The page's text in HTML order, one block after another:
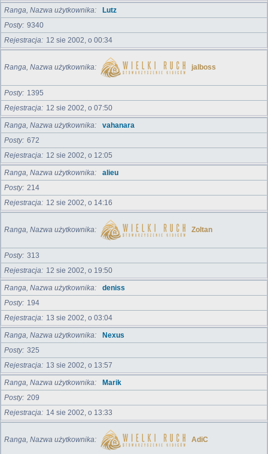
Ranga, Nazwa użytkownika
Lutz
Posty 9340
Rejestracja
12 sie 2002, o 00:34
Ranga, Nazwa użytkownika jalboss
Posty
1395
Rejestracja
12 sie 2002, o 07:50
Ranga, Nazwa użytkownika
vahanara
Posty 672
Rejestracja
12 sie 2002, o 12:05
Ranga, Nazwa użytkownika
alieu
Posty 214
Rejestracja
12 sie 2002, o 14:16
Ranga, Nazwa użytkownika Zoltan
Posty 313
Rejestracja
12 sie 2002, o 19:50
Ranga, Nazwa użytkownika
deniss
Posty
194
Rejestracja
13 sie 2002, o 03:04
Ranga, Nazwa użytkownika
Nexus
Posty 325
Rejestracja
13 sie 2002, o 13:57
Ranga, Nazwa użytkownika
Marik
Posty 209
Rejestracja
14 sie 2002, o 13:33
Ranga, Nazwa użytkownika AdiC